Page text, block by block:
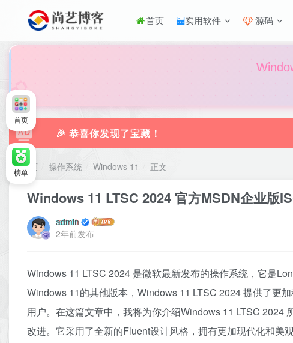
首页 实用软件 源码
🎉 恭喜你发现了宝藏！
首页 操作系统 Windows 11 正文
Windows 11 LTSC 2024 官方MSDN企业版
admin
2年前发布
Windows 11 LTSC 2024 是微软最新发布的操作系统，它是
Windows 11的其他版本，Windows 11 LTSC 2024 提供了更
用户。在这篇文章中，我将为你介绍Windows 11 LTSC 2024
改进。它采用了全新的Fluent设计风格，拥有更加现代化和美
首页
榜单